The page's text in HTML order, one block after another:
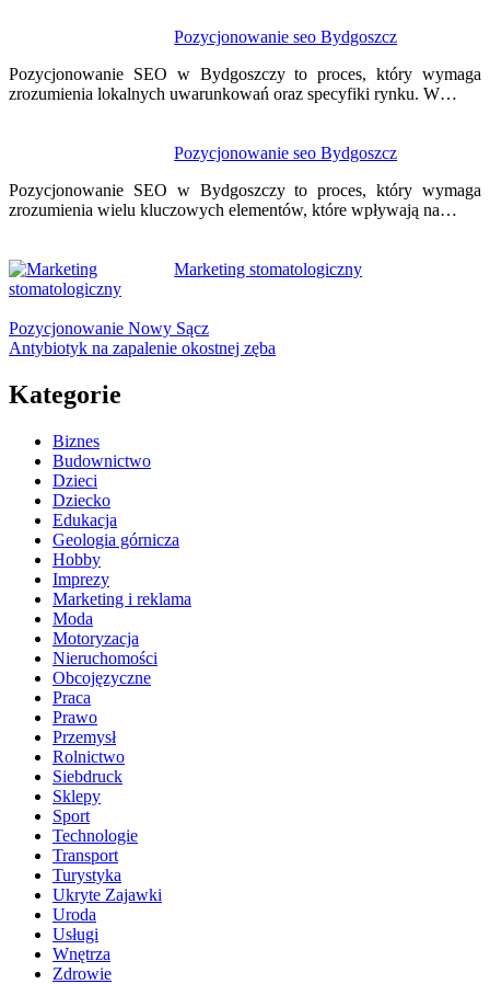
Pozycjonowanie seo Bydgoszcz
Pozycjonowanie SEO w Bydgoszczy to proces, który wymaga
zrozumienia lokalnych uwarunkowań oraz specyfiki rynku. W…
Pozycjonowanie seo Bydgoszcz
Pozycjonowanie SEO w Bydgoszczy to proces, który wymaga
zrozumienia wielu kluczowych elementów, które wpływają na…
Marketing stomatologiczny
Pozycjonowanie Nowy Sącz
Antybiotyk na zapalenie okostnej zęba
Kategorie
Biznes
Budownictwo
Dzieci
Dziecko
Edukacja
Geologia górnicza
Hobby
Imprezy
Marketing i reklama
Moda
Motoryzacja
Nieruchomości
Obcojęzyczne
Praca
Prawo
Przemysł
Rolnictwo
Siebdruck
Sklepy
Sport
Technologie
Transport
Turystyka
Ukryte Zajawki
Uroda
Usługi
Wnętrza
Zdrowie